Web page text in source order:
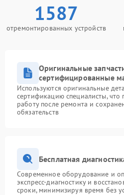
1587
отремонтированных устройств
Оригинальные
сертифицированные
Используются оригинальные
сертификацию специалисты, что
работу после ремонта и
обязательств
Бесплатная
Современное оборудование и
экспресс-диагностику и
сроки, минимизируя время без